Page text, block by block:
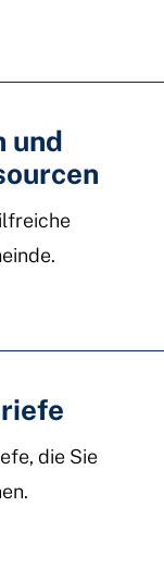
und
die Sie